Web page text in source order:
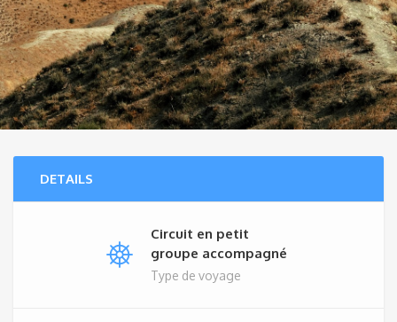
DETAILS
Circuit en petit
groupe accompagné
Type de voyage